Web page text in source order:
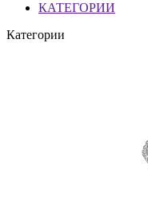
КАТЕГОРИИ
Категории